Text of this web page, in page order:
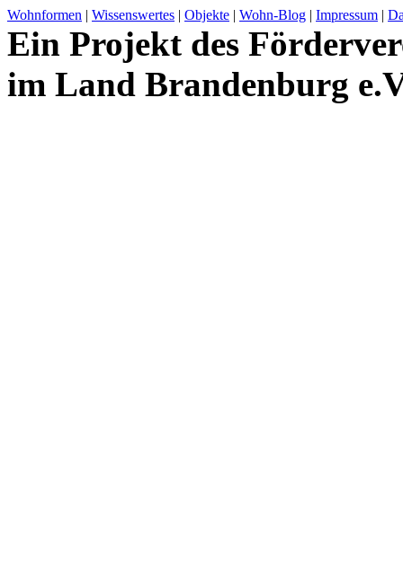
Wohnformen | Wissenswertes | Objekte | Wohn-Blog | Impressum |
Ein Projekt des
im Land Brandenburg